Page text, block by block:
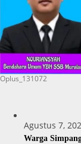
Oplus_131072
Agustus 7,
Warga